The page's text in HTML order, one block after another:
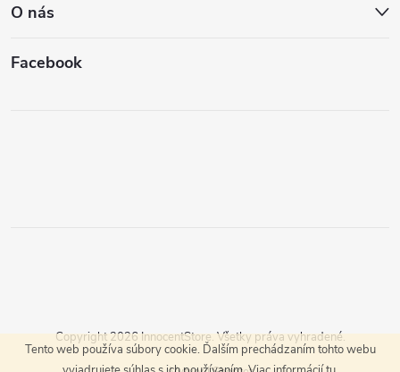
Tento web používa súbory cookie. Ďalším prechádzaním tohto webu
O nás
Facebook
Copyright 2026 InnocentStore. Všetky práva vyhradené.